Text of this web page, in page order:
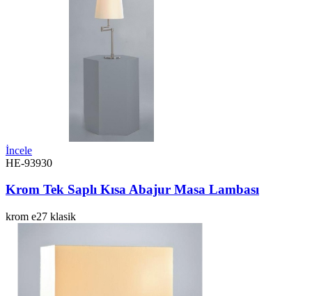
İncele
HE-93930
Krom Tek Saplı Kısa Abajur Masa Lambası
krom e27 klasik